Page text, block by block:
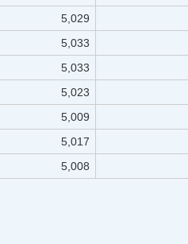
5,029
5,033
5,033
5,023
5,009
5,017
5,008